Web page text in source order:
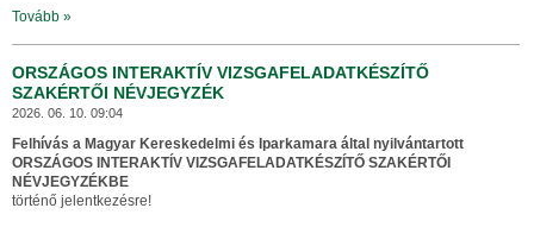
Tovább »
ORSZÁGOS INTERAKTÍV VIZSGAFELADATKÉSZÍTŐ
SZAKÉRTŐI NÉVJEGYZÉK
2026. 06. 10. 09:04
Felhívás a Magyar Kereskedelmi és Iparkamara által nyilvántartott
ORSZÁGOS INTERAKTÍV VIZSGAFELADATKÉSZÍTŐ SZAKÉRTŐI
NÉVJEGYZÉKBE
történő jelentkezésre!